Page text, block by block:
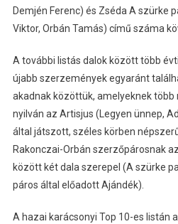
Demjén Ferenc) és Zséda A szürke
Viktor, Orbán Tamás) című száma
A további listás dalok között több
újabb szerzemények egyaránt
akadnak közöttük, amelyeknek
nyilván az Artisjus (Legyen ünnep,
által játszott, széles körben
Rakonczai-Orbán szerzőpárosnak
között két dala szerepel (A szürke
páros által előadott Ajándék).
A hazai karácsonyi Top 10-es listán